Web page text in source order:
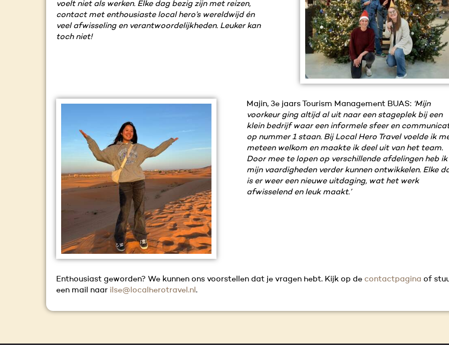
voelt niet als werken. Elke dag bezig zijn met reizen,
contact met enthousiaste local hero’s wereldwijd én
veel afwisseling en verantwoordelijkheden. Leuker kan
toch niet!
Majin, 3e jaars Tourism Management BUAS: ‘Mijn
voorkeur ging altijd al uit naar een stageplek bij een
klein bedrijf waar een informele sfeer en
op nummer 1 staan. Bij Local Hero Travel voelde ik
meteen welkom en maakte ik deel uit van het team.
Door mee te lopen op verschillende afdelingen heb ik
mijn vaardigheden verder kunnen ontwikkelen. Elke
is er weer een nieuwe uitdaging, wat het werk
afwisselend en leuk maakt.’
Enthousiast geworden? We kunnen ons voorstellen dat je vragen hebt. Kijk op de contactpagina of
een mail naar ilse@localherotravel.nl .